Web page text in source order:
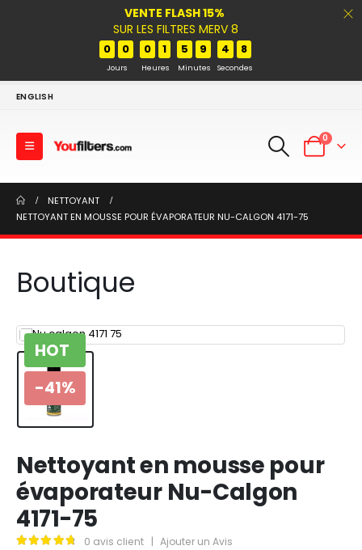
VENTE FLASH 15%
SUR LES FILTRES MERV 8
0 0
Jours
0 1
Heures
5 9
Minutes
4 8
Secondes
ENGLISH
0
NETTOYANT
NETTOYANT EN MOUSSE POUR ÉVAPORATEUR NU-CALGON 4171-75
Boutique
HOT
-41%
Nettoyant en mousse pour
évaporateur Nu-Calgon
4171-75
0 avis client Ajouter un Avis